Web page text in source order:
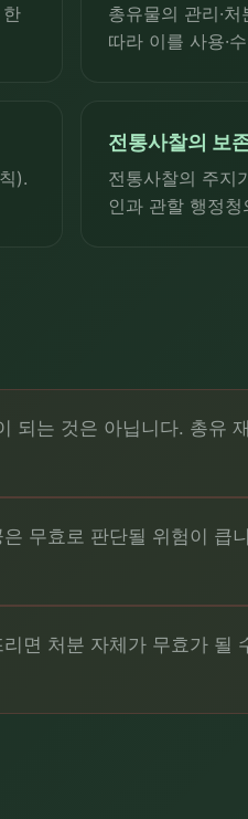
총유물의 관리·
따라 이를 사용·
).
전통사찰의 보
전통사찰의 주지
인과 관할 행정
되는 것은 아닙니다. 총유
무효로 판단될 위험이 큽
면 처분 자체가 무효가 될